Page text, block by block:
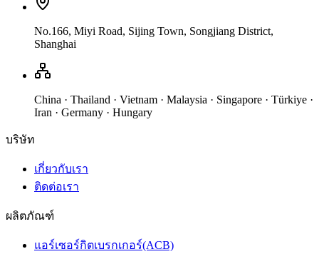
No.166, Miyi Road, Sijing Town, Songjiang District,
Shanghai
China · Thailand · Vietnam · Malaysia · Singapore · Türkiye ·
Iran · Germany · Hungary
บริษัท
เกี่ยวกับเรา
ติดต่อเรา
ผลิตภัณฑ์
แอร์เซอร์กิตเบรกเกอร์(ACB)